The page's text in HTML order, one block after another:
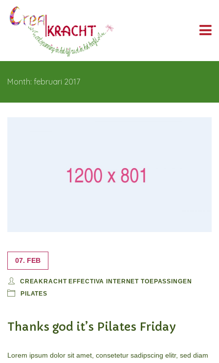
Month: februari 2017
07. FEB
CREAKRACHT EFFECTIVA INTERNET TOEPASSINGEN
PILATES
Thanks god it’s Pilates Friday
Lorem ipsum dolor sit amet, consetetur sadipscing elitr, sed diam